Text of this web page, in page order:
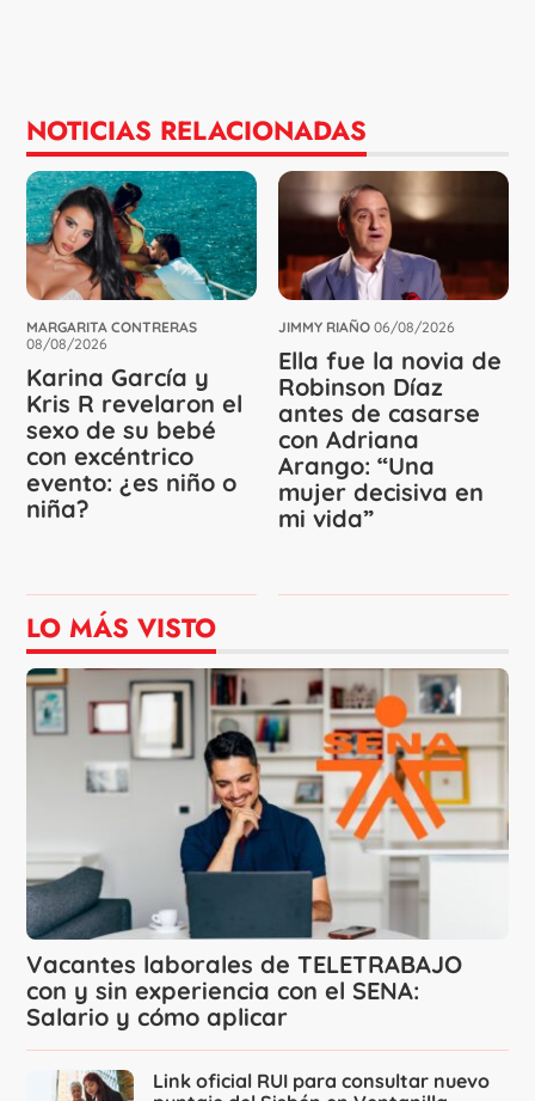
NOTICIAS RELACIONADAS
MARGARITA CONTRERAS
08/08/2026
Karina García y
Kris R revelaron el
sexo de su bebé
con excéntrico
evento: ¿es niño o
niña?
JIMMY RIAÑO 06/08/2026
Ella fue la novia de
Robinson Díaz
antes de casarse
con Adriana
Arango: “Una
mujer decisiva en
mi vida”
LO MÁS VISTO
Vacantes laborales de TELETRABAJO
con y sin experiencia con el SENA:
Salario y cómo aplicar
Link oficial RUI para consultar nuevo